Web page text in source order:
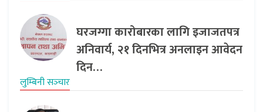
घरजग्गा कारोबारका लागि इजाजतपत्र
अनिवार्य, २१ दिनभित्र अनलाइन आवेदन
दिन…
लुम्बिनी सञ्‍चार